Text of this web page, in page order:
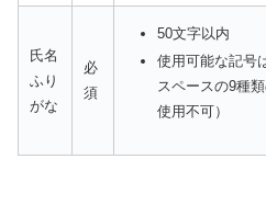
氏名
ふり
がな
必
須
50文字以内
使用可能な記号
スペースの9種
使用不可）